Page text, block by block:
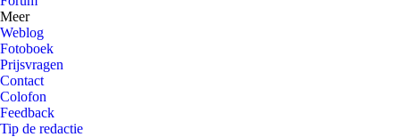
Meer
Weblog
Fotoboek
Prijsvragen
Contact
Colofon
Feedback
Tip de redactie